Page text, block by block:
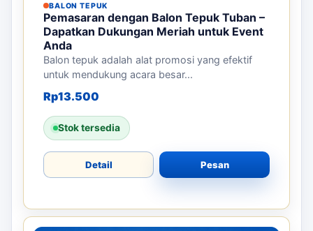
BALON TEPUK
Pemasaran dengan Balon Tepuk Tuban –
Dapatkan Dukungan Meriah untuk Event
Anda
Balon tepuk adalah alat promosi yang efektif
untuk mendukung acara besar...
Rp13.500
Stok tersedia
Detail Pesan